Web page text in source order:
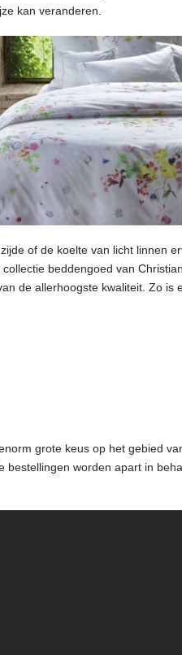
kan veranderen.
of de koelte van licht linnen
beddengoed van
de allerhoogste kwaliteit. Zo is
grote keus op het gebied
bestellingen worden apart in